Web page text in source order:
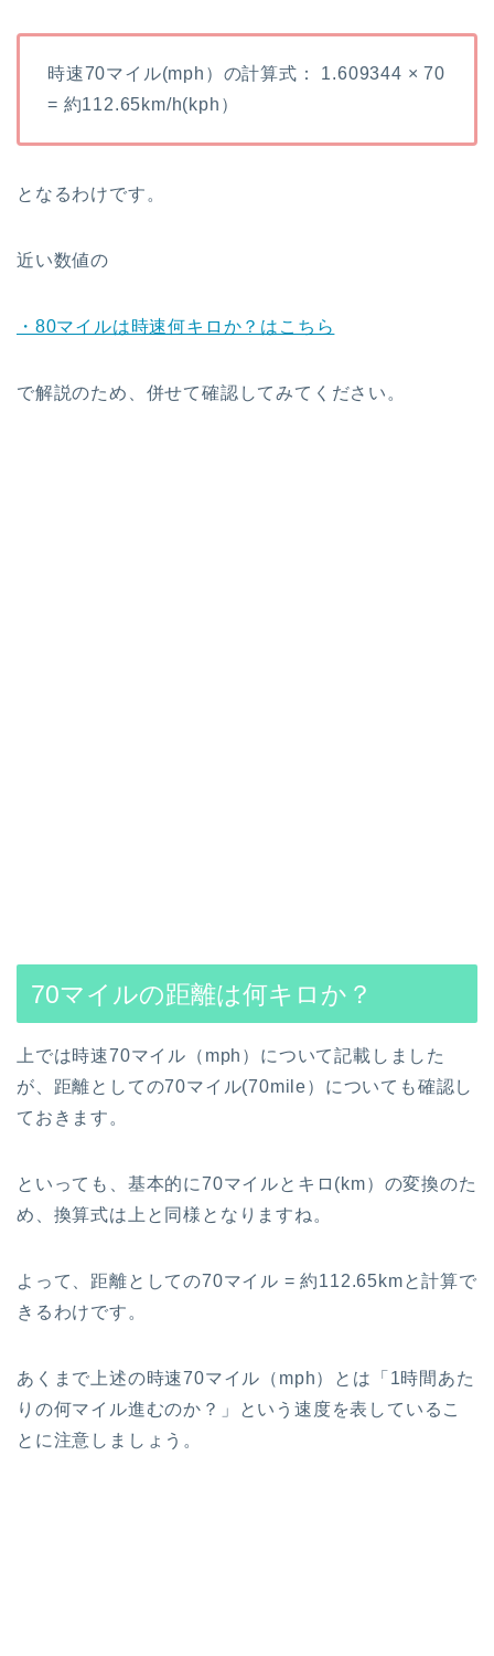
時速70マイル(mph）の計算式： 1.609344 × 70
= 約112.65km/h(kph）
となるわけです。
近い数値の
・80マイルは時速何キロか？はこちら
で解説のため、併せて確認してみてください。
70マイルの距離は何キロか？
上では時速70マイル（mph）について記載しました
が、距離としての70マイル(70mile）についても確認し
ておきます。
といっても、基本的に70マイルとキロ(km）の変換のた
め、換算式は上と同様となりますね。
よって、距離としての70マイル = 約112.65kmと計算で
きるわけです。
あくまで上述の時速70マイル（mph）とは「1時間あた
りの何マイル進むのか？」という速度を表しているこ
とに注意しましょう。